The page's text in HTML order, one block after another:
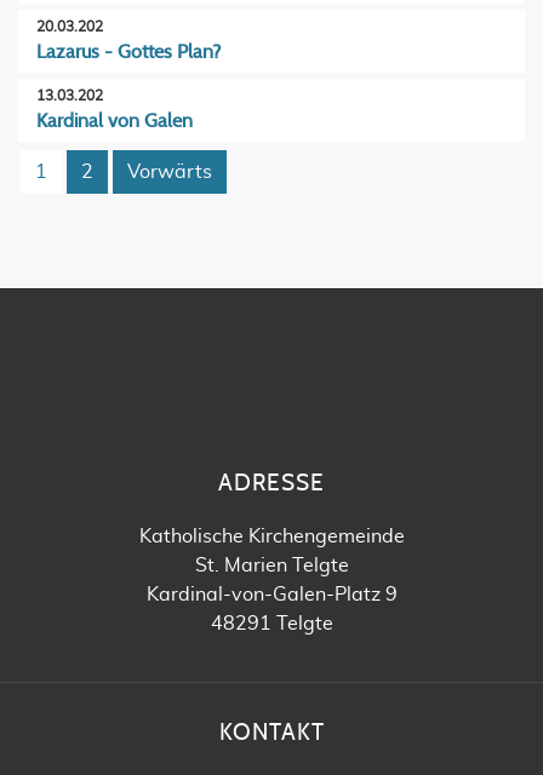
20.03.202
Lazarus - Gottes Plan?
13.03.202
Kardinal von Galen
1 2 Vorwärts
ADRESSE
Katholische Kirchengemeinde
St. Marien Telgte
Kardinal-von-Galen-Platz 9
48291 Telgte
KONTAKT